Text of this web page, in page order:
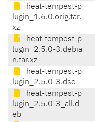
heat-tempest-p
lugin_1.6.0.orig.tar.
xz
heat-tempest-p
lugin_2.5.0-3.debia
n.tar.xz
heat-tempest-p
lugin_2.5.0-3.dsc
heat-tempest-p
lugin_2.5.0-3_all.d
eb